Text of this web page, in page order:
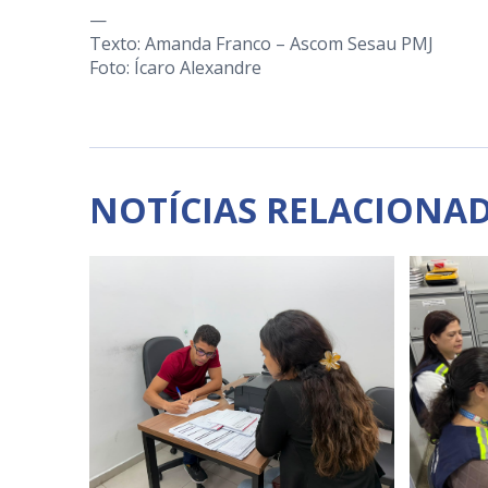
—
Texto: Amanda Franco – Ascom Sesau PMJ
Foto: Ícaro Alexandre
NOTÍCIAS